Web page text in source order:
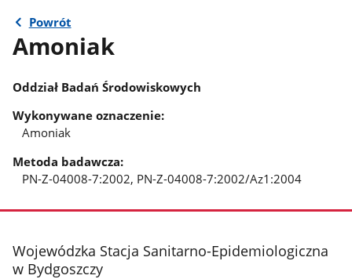
Powrót
Amoniak
Oddział Badań Środowiskowych
Wykonywane oznaczenie:
Amoniak
Metoda badawcza:
PN-Z-04008-7:2002, PN-Z-04008-7:2002/Az1:2004
stopka
Wojewódzka Stacja Sanitarno-Epidemiologiczna
w Bydgoszczy